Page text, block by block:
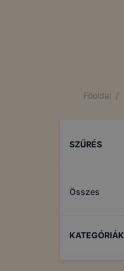
Főoldal /
SZŰRÉS
Összes
KATEGÓRIÁK